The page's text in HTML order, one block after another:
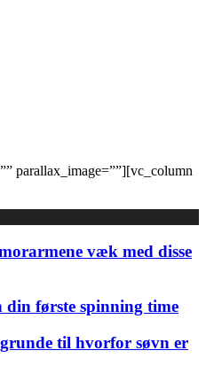
parallax_image=””][vc_column
væk med disse
din første spinning time
til hvorfor søvn er